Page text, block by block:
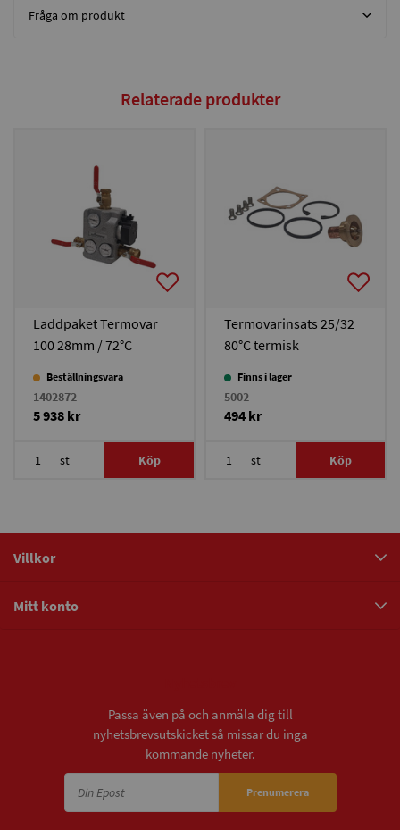
Fråga om produkt
Relaterade produkter
Laddpaket Termovar
100 28mm / 72°C
Beställningsvara
1402872
5 938 kr
st Köp
Termovarinsats 25/32
80°C termisk
Termovar
Finns i lager
5002
494 kr
st Köp
Villkor
Mitt konto
Passa även på och anmäla dig till
nyhetsbrevsutskicket så missar du inga
kommande nyheter.
Prenumerera